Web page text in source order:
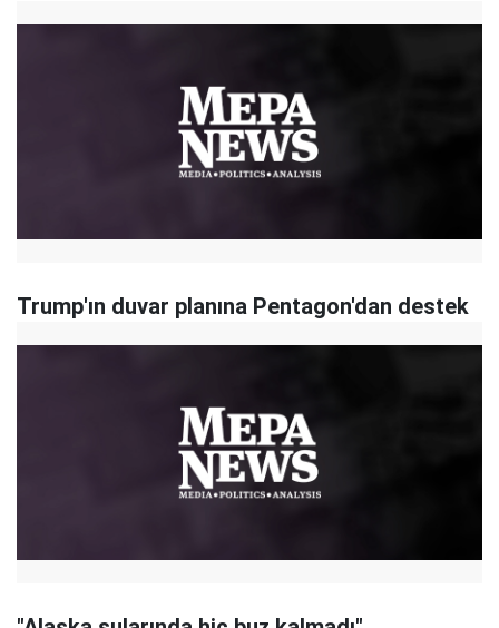
Trump'ın duvar planına Pentagon'dan destek